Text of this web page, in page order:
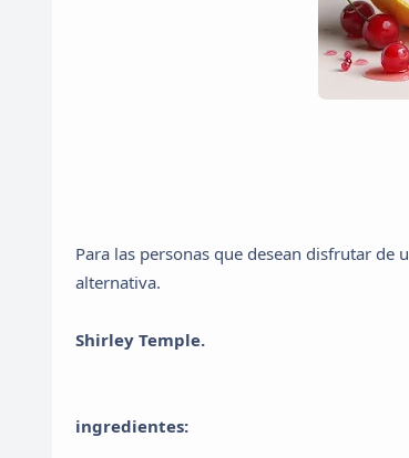
Para las personas que desean disfrutar
alternativa.
Shirley Temple.
ingredientes: